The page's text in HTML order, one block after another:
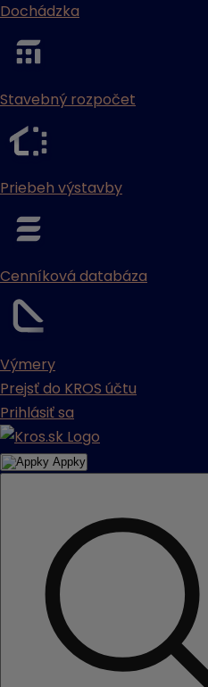
Dochádzka
Stavebný rozpočet
Priebeh výstavby
Cenníková databáza
Výmery
Prejsť do KROS účtu
Prihlásiť sa
Appky